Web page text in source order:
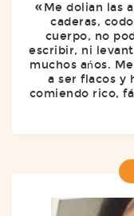
Me dolian las
caderas,
cuerpo, no
escribir, ni
muchos ańos.
a ser flacos y
comiendo rico,